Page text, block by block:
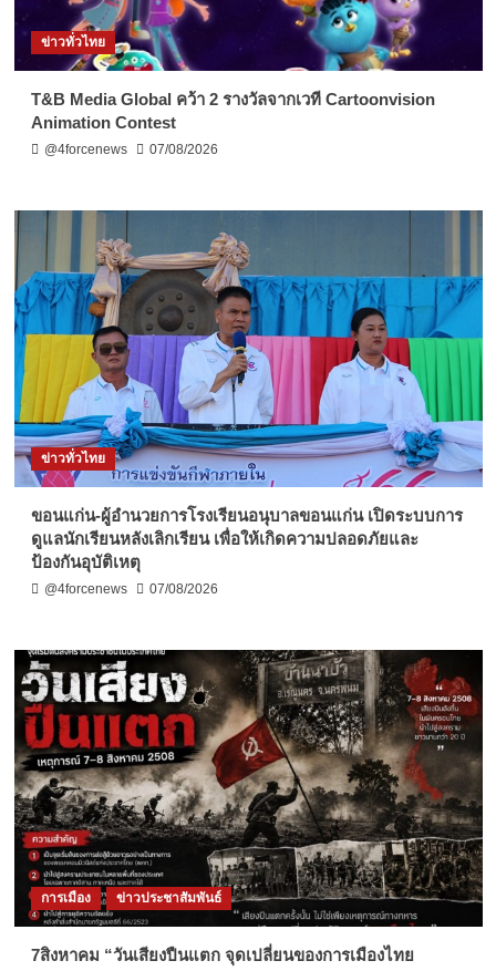
ข่าวทั่วไทย
T&B Media Global คว้า 2 รางวัลจากเวที Cartoonvision
Animation Contest
@4forcenews 07/08/2026
ข่าวทั่วไทย
ขอนแก่น-ผู้อำนวยการโรงเรียนอนุบาลขอนแก่น เปิดระบบการ
ดูแลนักเรียนหลังเลิกเรียน เพื่อให้เกิดความปลอดภัยและ
ป้องกันอุบัติเหตุ
@4forcenews 07/08/2026
การเมือง ข่าวประชาสัมพันธ์
7สิงหาคม “วันเสียงปืนแตก จุดเปลี่ยนของการเมืองไทย